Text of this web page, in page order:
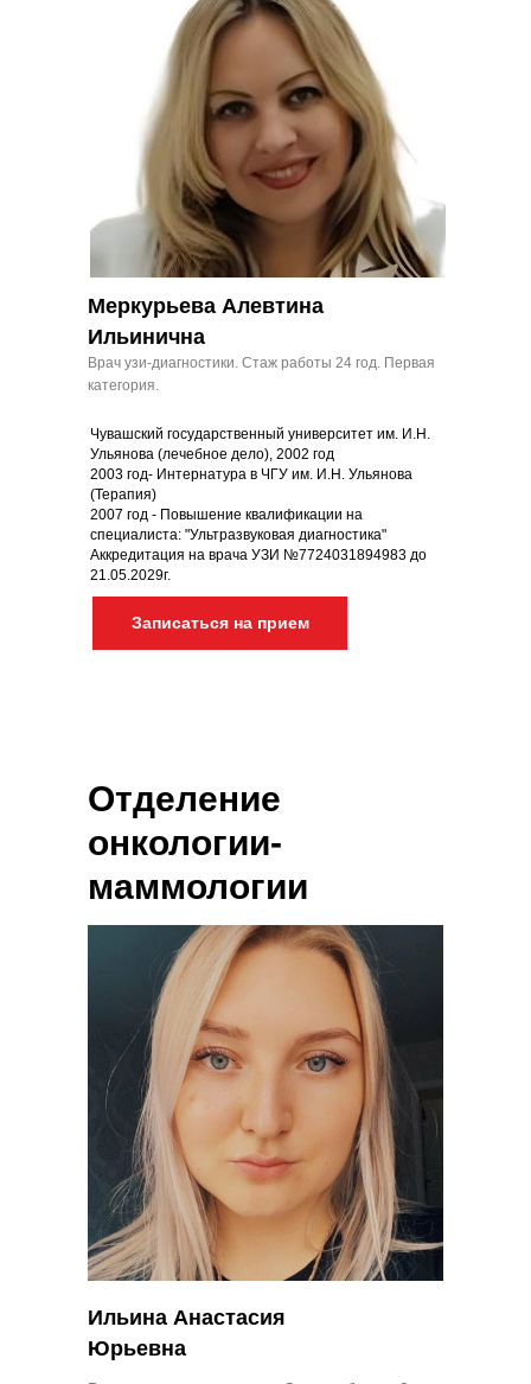
Чувашский государственный университет им. И.Н.
Ульянова (лечебное дело), 2002 год
2003 год- Интернатура в ЧГУ им. И.Н. Ульянова
(Терапия)
2007 год - Повышение квалификации на
специалиста: "Ультразвуковая диагностика"
Аккредитация на врача УЗИ №7724031894983 до
21.05.2029г.
Меркурьева Алевтина
Ильинична
Врач узи-диагностики. Стаж работы 24 год. Первая
категория.
Записаться на прием
Ильина Анастасия
Юрьевна
Отделение
онкологии-
маммологии